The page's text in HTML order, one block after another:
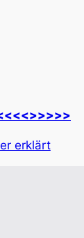
>>>>>
erklärt